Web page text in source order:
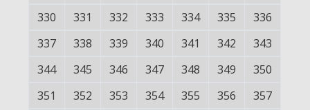
330
331 332 333 334 335
336
337
338 339 340 341 342
343
344
345 346 347 348 349
350
351
352 353 354 355 356
357